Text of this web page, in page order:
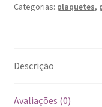
que
Categorias: plaquetes,
Descrição
Avaliações (0)